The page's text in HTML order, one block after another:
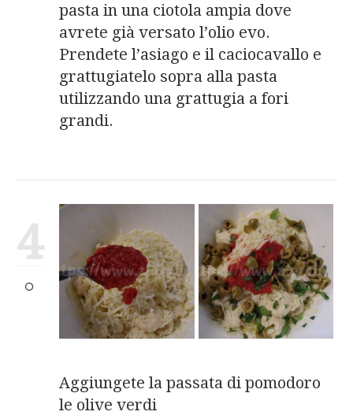
pasta in una ciotola ampia dove
avrete già versato l’olio evo.
Prendete l’asiago e il caciocavallo e
grattugiatelo sopra alla pasta
utilizzando una grattugia a fori
grandi.
4
Aggiungete la passata di pomodoro
le olive verdi